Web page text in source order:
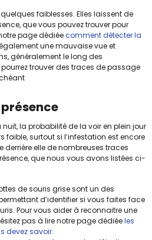
faiblesses. Elles laissent de
que vous pouvez trouver pour
page dédiéecomment détecter la
une mauvaise vue et
généralement le long des
trouver des traces de passage
présence
la probabilité de la voir en plein jour
surtout si l’infestation est encore
derrière elle de nombreuses traces
que nous vous avons listées ci-
de souris grise sont un des
d’identifier si vous faites face
Pour vous aider à reconnaitre une
pas à lire notre page dédiéeles
devez savoir.